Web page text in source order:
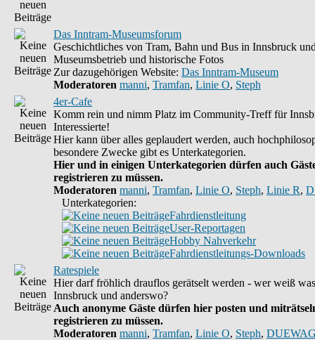
Das Inntram-Museumsforum
Geschichtliches von Tram, Bahn und Bus in Innsbruck
Museumsbetrieb und historische Fotos
Zur dazugehörigen Website: Das Inntram-Museum
Moderatoren manni, Tramfan, Linie O, Steph
4er-Cafe
Komm rein und nimm Platz im Community-Treff für
Interessierte!
Hier kann über alles geplaudert werden, auch
besondere Zwecke gibt es Unterkategorien.
Hier und in einigen Unterkategorien dürfen auch
registrieren zu müssen.
Moderatoren manni, Tramfan, Linie O, Steph, Linie R,
Unterkategorien:
Fahrdienstleitung
User-Reportagen
Hobby Nahverkehr
Fahrdienstleitungs-Downloads
Ratespiele
Hier darf fröhlich drauflos gerätselt werden - wer weiß
Innsbruck und anderswo?
Auch anonyme Gäste dürfen hier posten und
registrieren zu müssen.
Moderatoren manni, Tramfan, Linie O, Steph,